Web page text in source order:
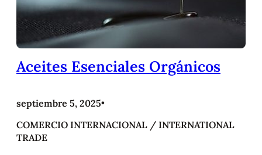
Aceites Esenciales Orgánicos
septiembre 5, 2025•
COMERCIO INTERNACIONAL / INTERNATIONAL
TRADE